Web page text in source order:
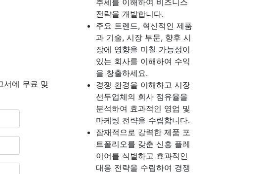
서에 무료 맞
추세를 이해하여 비즈니스
전략을 개발합니다.
주요 트렌드, 혁신적인 제품
과 기술, 시장 부문, 향후 시
장에 영향을 미칠 가능성이
있는 회사를 이해하여 수익
을 창출하세요.
경쟁 환경을 이해하고 시장
선두업체의 회사 점유율을
분석하여 효과적인 영업 및
마케팅 전략을 수립합니다.
잠재적으로 강력한 제품 포
트폴리오를 갖춘 신흥 플레
이어를 식별하고 효과적인
대응 전략을 수립하여 경쟁